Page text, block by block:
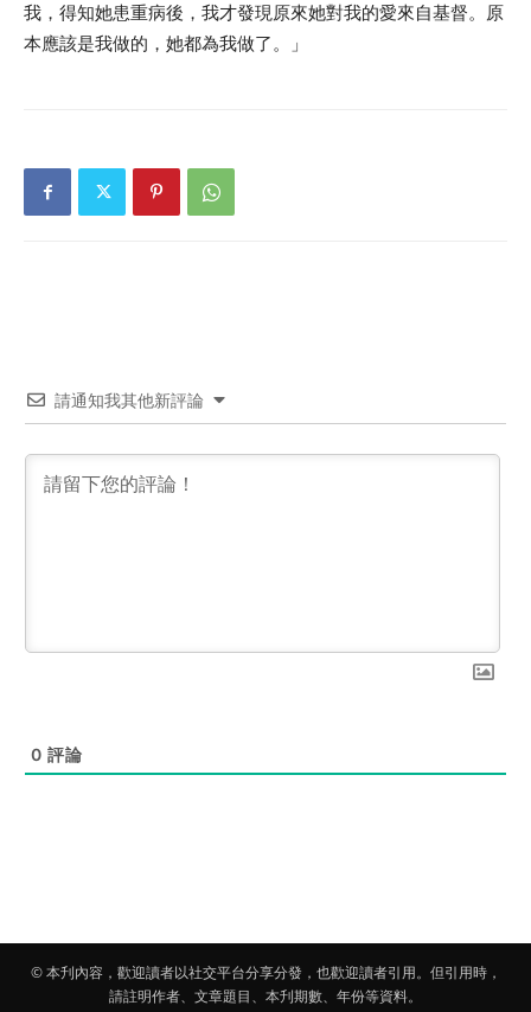
我，得知她患重病後，我才發現原來她對我的愛來自基督。原
本應該是我做的，她都為我做了。」
請通知我其他新評論
0 評論
© 本刋內容，歡迎讀者以社交平台分享分發，也歡迎讀者引用。但引用時，
請註明作者、文章題目、本刋期數、年份等資料。